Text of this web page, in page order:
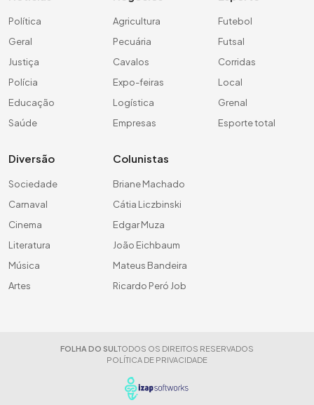
Política
Geral
Justiça
Polícia
Educação
Saúde
Agricultura
Pecuária
Cavalos
Expo-feiras
Logística
Empresas
Futebol
Futsal
Corridas
Local
Grenal
Esporte total
Diversão
Sociedade
Carnaval
Cinema
Literatura
Música
Artes
Colunistas
Briane Machado
Cátia Liczbinski
Edgar Muza
João Eichbaum
Mateus Bandeira
Ricardo Peró Job
FOLHA DO SUL TODOS OS DIREITOS RESERVADOS
POLÍTICA DE PRIVACIDADE